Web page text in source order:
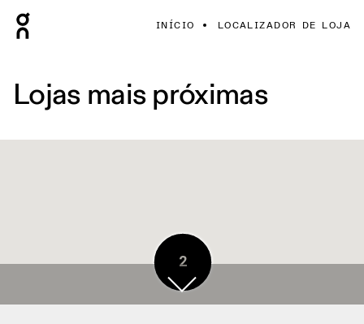
INÍCIO LOCALIZADOR DE LOJA
Lojas mais próximas
2